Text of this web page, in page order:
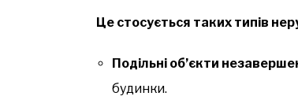
Це стосується таких типів
Подільні об’єкти
будинки.